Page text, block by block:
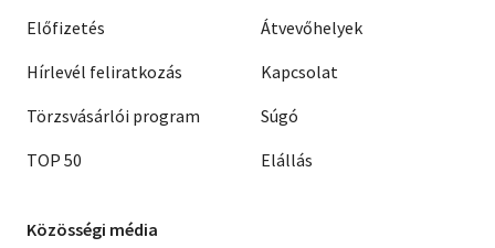
Előfizetés
Hírlevél feliratkozás
Törzsvásárlói program
TOP 50
Átvevőhelyek
Kapcsolat
Súgó
Elállás
Közösségi média